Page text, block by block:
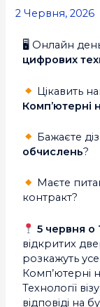
2 Червня, 2026
🖥 Онлайн
цифрових
Цікавить
Комп’ютерні
Бажаєте
обчислень?
Маєте
контракт?
5 червня о
відкритих
розкажуть
Комп’ютерні
Технології
відповіді на